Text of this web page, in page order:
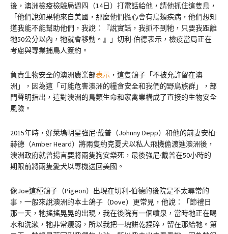
後，澳洲檢疫檢驗局週四（14日）打電話給他，請他抓住這隻鳥，
「他們說如果牠來自美國，那麼他們擔心會有鳥類疾病，他們想知
道我能不能幫助他們，我說：『說實話，我抓不到牠，只要我距離
牠50公分以內，牠就會移動。』」切利-伯德表示，檢疫當局正在
考慮與專業捕鳥人簽約。
負責生物安全的澳洲農業部表示 ，這隻鴿子「不被允許留在澳
洲」，因為這「可能危害澳洲的糧食安全和我們的野鳥族群」，部
門聲明指出，這對澳洲的鳥類生命和家禽業構成了直接的生物安全
風險。
2015年時，好萊塢明星強尼·戴普（Johnny Depp）和他的前妻安柏·
赫德（Amber Heard）將兩隻約克夏犬以私人飛機偷渡進澳洲後，
澳洲政府就曾揚言要將兩隻狗安樂死，最後強尼·戴普在50小時的
期限前將兩隻愛犬以專機送回美國。
像Joe這種鴿子（Pigeon）出現在切利-伯德的後院是不太尋常的
事，一般來說澳洲的本土鴿子（Dove）更常見，他說：「節禮日
那一天，牠搖搖晃晃的出現，我在後院有一個噴泉，當時牠正在喝
水和洗漱，牠非常瘦弱，所以我把一塊餅乾捏碎，留在那給牠。第